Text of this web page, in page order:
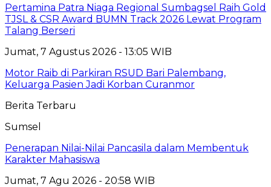
Pertamina Patra Niaga Regional Sumbagsel Raih Gold
TJSL & CSR Award BUMN Track 2026 Lewat Program
Talang Berseri
Jumat, 7 Agustus 2026 - 13:05 WIB
Motor Raib di Parkiran RSUD Bari Palembang,
Keluarga Pasien Jadi Korban Curanmor
Berita Terbaru
Sumsel
Penerapan Nilai-Nilai Pancasila dalam Membentuk
Karakter Mahasiswa
Jumat, 7 Agu 2026 - 20:58 WIB